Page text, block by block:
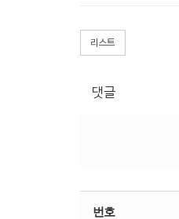
리스트
댓글
번호